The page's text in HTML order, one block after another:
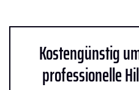
Kostengünstig
professionelle